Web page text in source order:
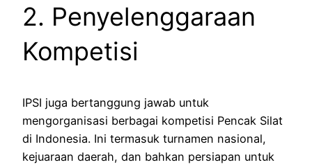
2. Penyelenggaraan
Kompetisi
IPSI juga bertanggung jawab untuk
mengorganisasi berbagai kompetisi Pencak Silat
di Indonesia. Ini termasuk turnamen nasional,
kejuaraan daerah, dan bahkan persiapan untuk